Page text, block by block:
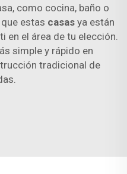
como cocina, baño o
estas casas ya están
en el área de tu elección.
simple y rápido en
tradicional de